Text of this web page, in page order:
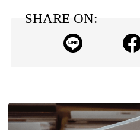
SHARE ON: